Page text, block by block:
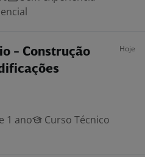
- Construção
Hoje
1 ano
Curso Técnico